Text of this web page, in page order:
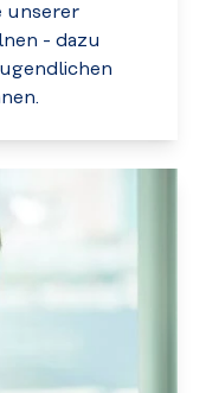
unserer
- dazu